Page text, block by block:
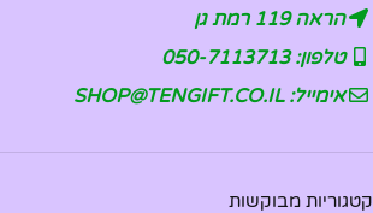
הראה 119 רמת גן
טלפון: 050-7113713
אימייל: SHOP@TENGIFT.CO.IL
קטגוריות מבוקשות